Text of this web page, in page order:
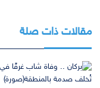
مقالات ذات صلة